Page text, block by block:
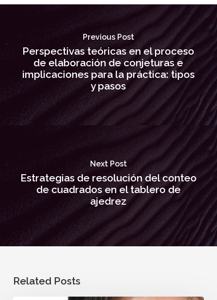
Previous Post
Perspectivas teóricas en el proceso
de elaboración de conjeturas e
implicaciones para la práctica: tipos
y pasos
Next Post
Estrategias de resolución del conteo
de cuadrados en el tablero de
ajedrez
Related Posts